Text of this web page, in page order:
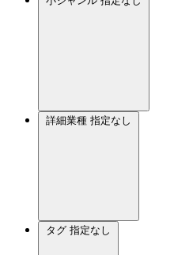
詳細業種 指定なし
タグ 指定なし